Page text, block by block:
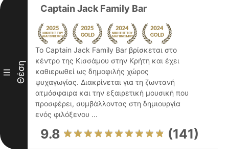
III Θέση
Captain Jack Family Bar
Το Captain Jack Family Bar βρίσκεται στο
κέντρο της Κισσάμου στην Κρήτη και έχει
καθιερωθεί ως δημοφιλής χώρος
ψυχαγωγίας. Διακρίνεται για τη ζωντανή
ατμόσφαιρα και την εξαιρετική μουσική που
προσφέρει, συμβάλλοντας στη δημιουργία
ενός φιλόξενου ...
9.8 (141)